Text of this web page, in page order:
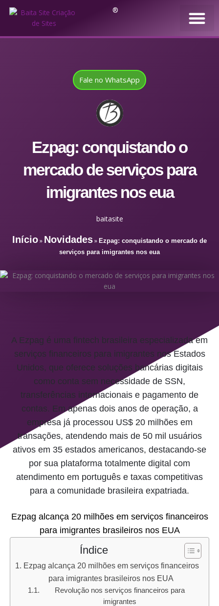
®
Fale no WhatsApp
Ezpag: conquistando o
mercado de serviços para
imigrantes nos eua
baitasite
Início» Novidades» Ezpag: conquistando o mercado de
serviços para imigrantes nos eua
A Ezpag é uma fintech brasileira especializada em
serviços financeiros para imigrantes nos Estados
Unidos, que oferece soluções bancárias digitais
como conta sem necessidade de SSN,
transferências internacionais e pagamento de
contas. Em apenas dois anos de operação, a
empresa já processou US$ 20 milhões em
transações, atendendo mais de 50 mil usuários
ativos em 35 estados americanos, destacando-se
por sua plataforma totalmente digital com
atendimento em português e taxas competitivas
para a comunidade brasileira expatriada.
Ezpag alcança 20 milhões em serviços financeiros
para imigrantes brasileiros nos EUA
Índice
Ezpag alcança 20 milhões em serviços financeiros
para imigrantes brasileiros nos EUA
Revolução nos serviços financeiros para
imigrantes